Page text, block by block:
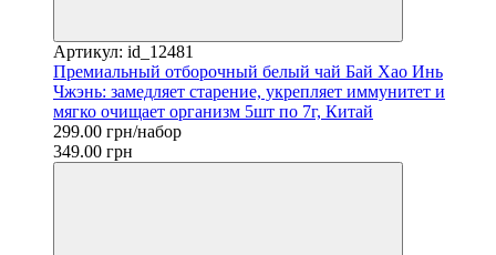
Артикул: id_12481
Премиальный отборочный белый чай Бай Хао Инь
Чжэнь: замедляет старение, укрепляет иммунитет и
мягко очищает организм 5шт по 7г, Китай
299.00 грн/набор
349.00 грн